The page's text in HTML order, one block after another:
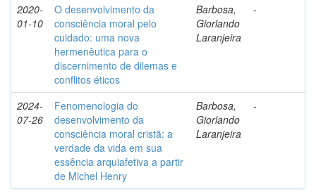
2020-
01-10
O desenvolvimento da
consciência moral pelo
cuidado: uma nova
hermenêutica para o
discernimento de dilemas e
conflitos éticos
Barbosa,
Giorlando
Laranjeira
-
2024-
07-26
Fenomenologia do
desenvolvimento da
consciência moral cristã: a
verdade da vida em sua
essência arquiafetiva a partir
de Michel Henry
Barbosa,
Giorlando
Laranjeira
-